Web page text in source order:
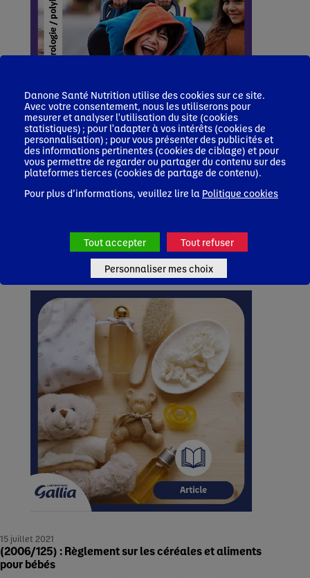
29 juin 2026
Gastroentérologue Médecin Généraliste
Neurologue
Diététicien
Pédiatre Oncologue
15 juillet 2021
(2006/125) : Règlement sur les céréales et aliments
pour bébés
Danone Santé Nutrition utilise des cookies sur ce site.
Avec votre consentement, nous les utiliserons pour
mesurer et analyser l'utilisation du site (cookies
statistiques) ; pour l'adapter à vos intérêts (cookies de
personnalisation) ; pour vous présenter des publicités et
des informations pertinentes (cookies de ciblage) et pour
vous permettre de regarder ou partager du contenu sur des
plateformes tierces (cookies de partage de contenu).
Pour plus d’informations, veuillez lire la Politique cookies
Tout accepter Tout refuser
Personnaliser mes choix